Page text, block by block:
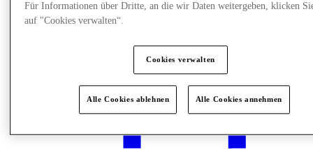
Für Informationen über Dritte, an die wir Daten weitergeben, klicken
auf "Cookies verwalten“.
Cookies verwalten
Alle Cookies ablehnen Alle Cookies annehmen